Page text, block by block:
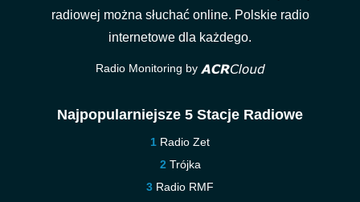
radiowej można słuchać online. Polskie radio
internetowe dla każdego.
Radio Monitoring by
Najpopularniejsze 5 Stacje Radiowe
Radio Zet
Trójka
Radio RMF